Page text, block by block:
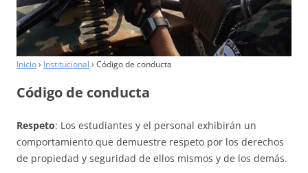
Inicio › Institucional › Código de conducta
Código de conducta
Respeto: Los estudiantes y el personal exhibirán un
comportamiento que demuestre respeto por los derechos
de propiedad y seguridad de ellos mismos y de los demás.